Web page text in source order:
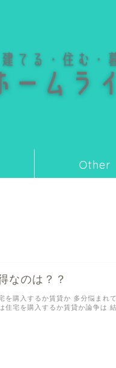
Other
なのは？？
を購入するか賃貸か 多分悩まれ
住宅を購入するか賃貸か論争は